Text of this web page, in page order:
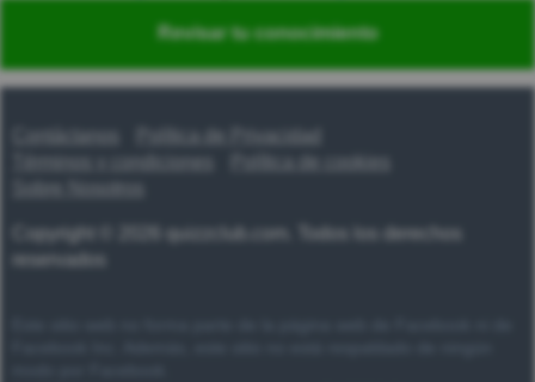
Revisar tu conocimiento
Українська हिन्दी 한국어 汉语
Contáctanos
Política de Privacidad
Términos y condiciones
Copyright © 2026 quizzclub.com. Todos los derechos
reservados